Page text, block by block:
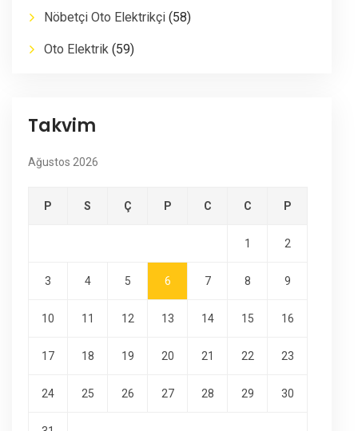
Nöbetçi Oto Elektrikçi (58)
Oto Elektrik (59)
Takvim
Ağustos 2026
P S Ç P C C P
1 2
3 4 5 6 7 8 9
10 11 12 13 14 15 16
17 18 19 20 21 22 23
24 25 26 27 28 29 30